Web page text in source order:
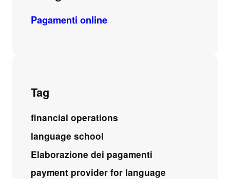
Pagamenti online
Tag
financial operations
language school
Elaborazione dei pagamenti
payment provider for language